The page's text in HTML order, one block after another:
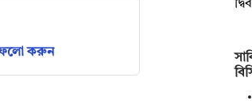
ফলো করুন